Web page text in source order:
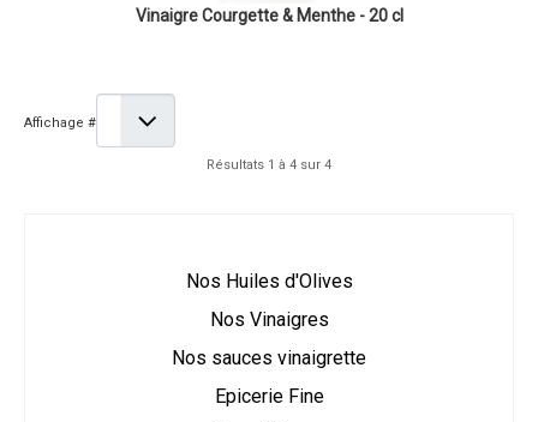
Vinaigre Courgette & Menthe - 20 cl
Affichage #
Résultats 1 à 4 sur 4
Nos Huiles d'Olives
Nos Vinaigres
Nos sauces vinaigrette
Epicerie Fine